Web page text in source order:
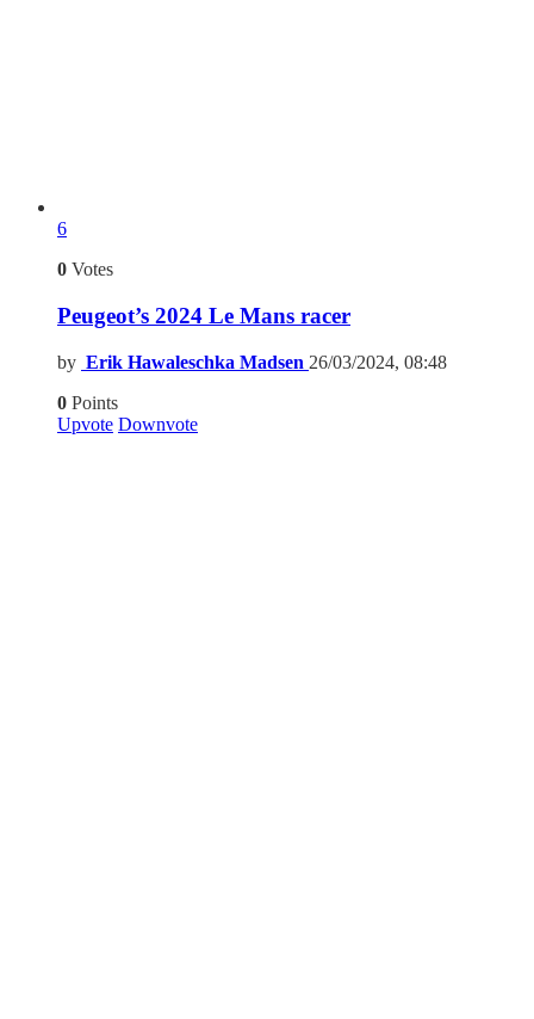
6
0 Votes
Peugeot’s 2024 Le Mans racer
by Erik Hawaleschka Madsen 26/03/2024, 08:48
0 Points
Upvote Downvote